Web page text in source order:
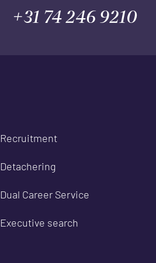
+31 74 246 9210
Recruitment
Detachering
Dual Career Service
Executive search